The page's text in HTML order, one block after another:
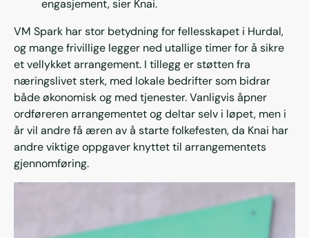
engasjement, sier Knai.
VM Spark har stor betydning for fellesskapet i Hurdal,
og mange frivillige legger ned utallige timer for å sikre
et vellykket arrangement. I tillegg er støtten fra
næringslivet sterk, med lokale bedrifter som bidrar
både økonomisk og med tjenester. Vanligvis åpner
ordføreren arrangementet og deltar selv i løpet, men i
år vil andre få æren av å starte folkefesten, da Knai har
andre viktige oppgaver knyttet til arrangementets
gjennomføring.